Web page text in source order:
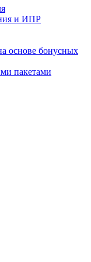
и ИПР
основе бонусных
пакетами